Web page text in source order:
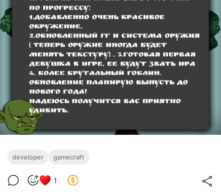
developer gamecraft
1